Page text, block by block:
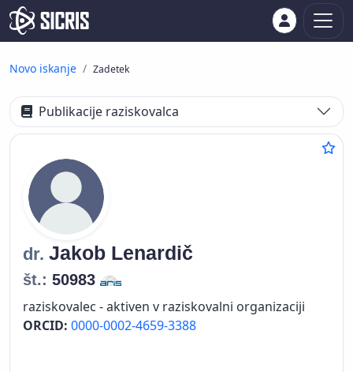
Novo iskanje Zadetek
Publikacije raziskovalca
dr. Jakob Lenardič
št.: 50983
raziskovalec - aktiven v raziskovalni organizaciji
ORCID: 0000-0002-4659-3388